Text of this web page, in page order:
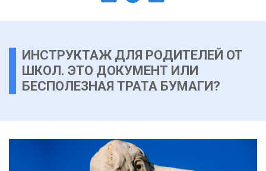
ИНСТРУКТАЖ ДЛЯ РОДИТЕЛЕЙ ОТ
ШКОЛ. ЭТО ДОКУМЕНТ ИЛИ
БЕСПОЛЕЗНАЯ ТРАТА БУМАГИ?